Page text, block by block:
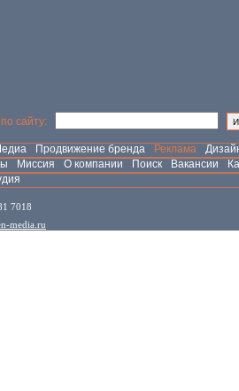
сайту:
Продвижение бренда Реклама
Миссия О компании Поиск Вакансии
7018
media.ru